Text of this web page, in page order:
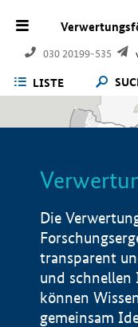
030 20199-535
LISTE
Die
transparent
und schnellen
können
gemeinsam